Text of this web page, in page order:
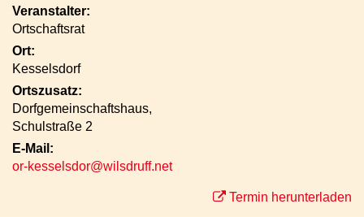
Veranstalter:
Ortschaftsrat
Ort:
Kesselsdorf
Ortszusatz:
Dorfgemeinschaftshaus,
Schulstraße 2
E-Mail:
or-kesselsdor@wilsdruff.net
Termin herunterladen